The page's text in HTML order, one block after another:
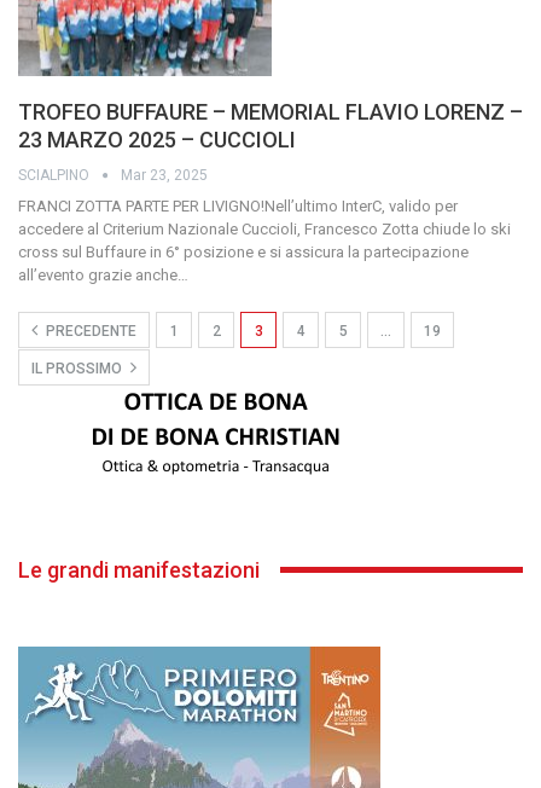
TROFEO BUFFAURE – MEMORIAL FLAVIO LORENZ –
23 MARZO 2025 – CUCCIOLI
SCIALPINO Mar 23, 2025
FRANCI ZOTTA PARTE PER LIVIGNO!Nell’ultimo InterC, valido per
accedere al Criterium Nazionale Cuccioli, Francesco Zotta chiude lo ski
cross sul Buffaure in 6° posizione e si assicura la partecipazione
all’evento grazie anche
PRECEDENTE 1 2 3 4 5 19
IL PROSSIMO
Le grandi manifestazioni